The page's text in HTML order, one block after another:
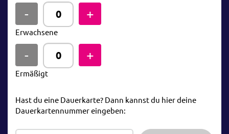
Erwachsene
Ermäßigt
Hast du eine Dauerkarte? Dann kannst du hier deine
Dauerkartennummer eingeben: